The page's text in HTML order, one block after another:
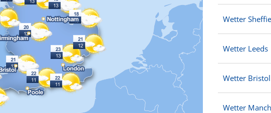
Wetter
Wetter Leeds
Wetter Bristol
Wetter